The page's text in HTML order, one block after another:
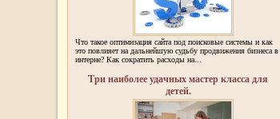
Что такое оптимизация сайта под поисковые системы и как
это повлияет на дальнейшую судьбу продвижения бизнеса в
интерне? Как сократить расходы на...
Три наиболее удачных мастер класса для
детей.